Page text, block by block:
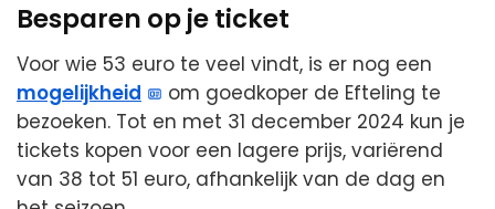
Besparen op je ticket
Voor wie 53 euro te veel vindt, is er nog een
mogelijkheid
om goedkoper de Efteling te
bezoeken. Tot en met 31 december 2024 kun je
tickets kopen voor een lagere prijs, variërend
van 38 tot 51 euro, afhankelijk van de dag en